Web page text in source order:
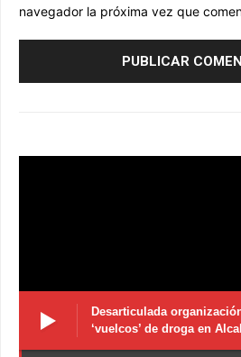
navegador la próxima vez que
Desarticulada
‘vuelcos’ de droga en